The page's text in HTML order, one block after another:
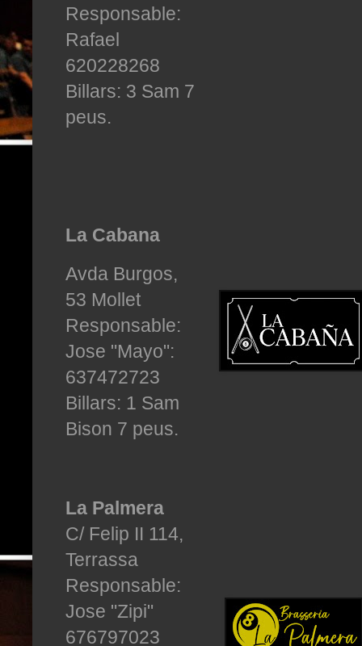
Responsable:
Rafael
620228268
Billars: 3 Sam 7
peus.
La Cabana
Avda Burgos,
53 Mollet
Responsable:
Jose "Mayo":
637472723
Billars: 1 Sam
Bison 7 peus.
La Palmera
C/ Felip II 114,
Terrassa
Responsable:
Jose "Zipi"
676797023